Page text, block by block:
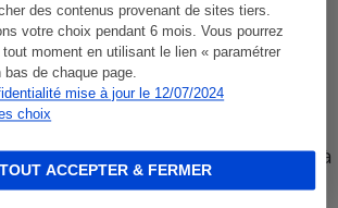
des contenus provenant de sites tiers.
votre choix pendant 6 mois. Vous pourrez
tout moment en utilisant le lien « paramétrer
bas de chaque page.
mise à jour le 12/07/2024
choix
TOUT ACCEPTER & FERMER
de prix
sont réalisées sur l’ensemble
magasins. Les produits de
(MDD) sont comparés à
chez leurs concurrents.